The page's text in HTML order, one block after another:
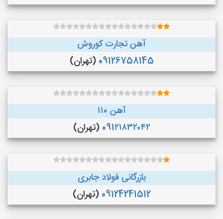
آهن تجارت کوروش
09126758145 (تهران)
آهن ۱۱۰
091۲۱۸۳۲۰۴۲ (تهران)
بازرگانی فولاد جابری
09124241512 (تهران)